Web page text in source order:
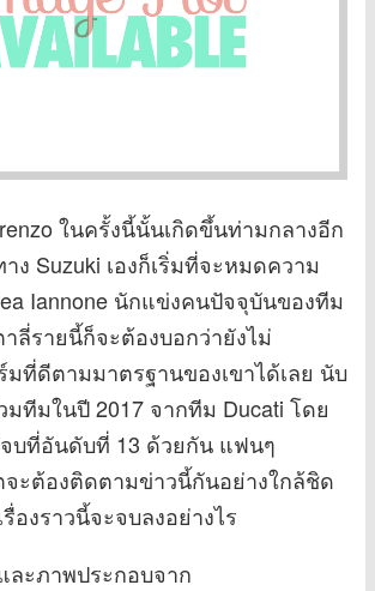
ในครั้งนี้นั้นเกิดขึ้นท่ามกลางอีก
ง Suzuki เองก็เริ่มที่จะหมดความ
Iannone นักแข่งคนปัจจุบันของทีม
ลี่รายนี้ก็จะต้องบอกว่ายังไม่
ที่ดีตามมาตรฐานของเขาได้เลย นับ
ทีมในปี 2017 จากทีม Ducati โดย
บที่อันดับที่ 13 ด้วยกัน แฟนๆ
จะต้องติดตามข่าวนี้กันอย่างใกล้ชิด
องราวนี้จะจบลงอย่างไร
ะภาพประกอบจาก